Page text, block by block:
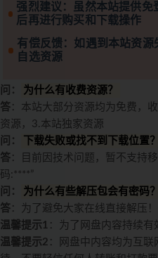
强烈建议：虽然本站提供
后再进行购买和下载操作
有偿反馈：如遇到本站资
自选资源
问：
为什么有收费资源？
答 ：本站大部分资源均为免费，
资源，3.本站独家资源
问：
下载失败或找不到下载位置？
答 ：目前因技术问题，暂不支持
码:****”
问：
为什么有些解压包会有密码？
答 ：为了避免大家在线直接解压！
温馨提示1 ：为了网盘内容持续有
温馨提示2 ：网盘中内容均为互